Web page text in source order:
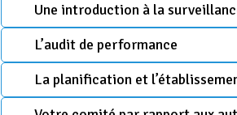
Une introduction à la
L’audit de performance
La planification et